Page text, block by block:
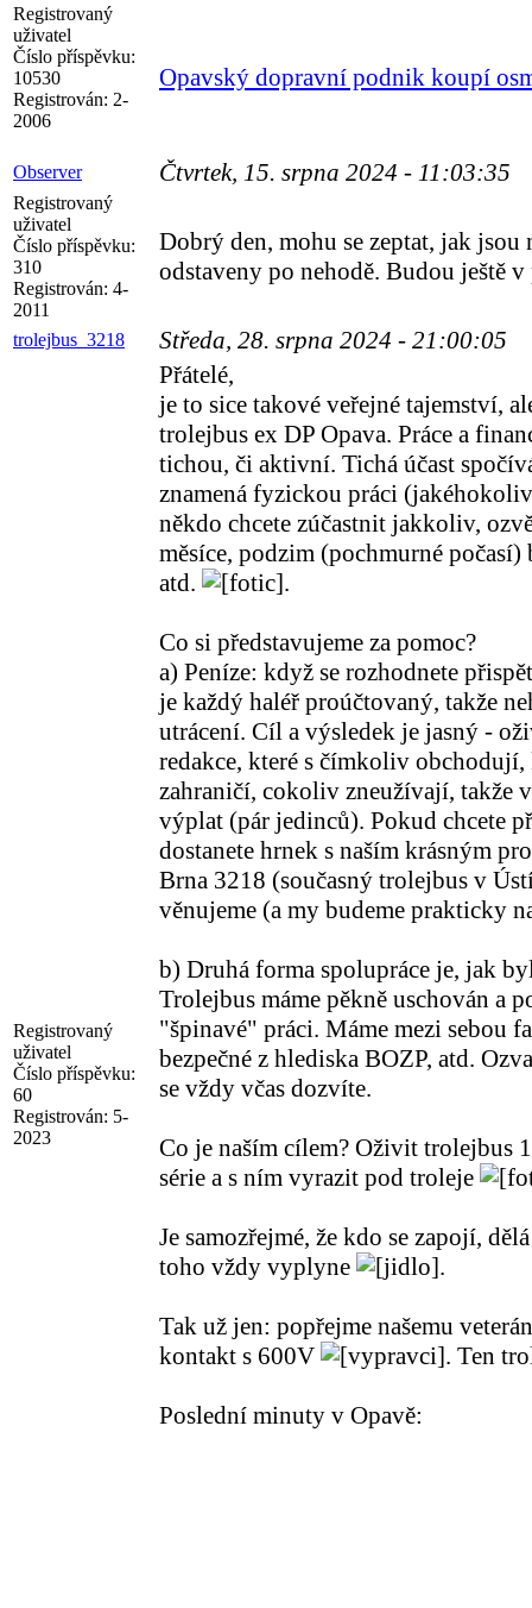
Registrovaný
uživatel
Číslo příspěvku:
10530
Registrován: 2-
2006
Opavský dopravní podnik koupí
Observer Čtvrtek, 15. srpna 2024 - 11:03:35
Registrovaný
uživatel
Číslo příspěvku:
310
Registrován: 4-
2011
Dobrý den, mohu se zeptat, jak
odstaveny po nehodě. Budou ještě
trolejbus_3218 Středa, 28. srpna 2024 - 21:00:05
Registrovaný
uživatel
Číslo příspěvku:
60
Registrován: 5-
2023
Přátelé,
je to sice takové veřejné tajemství,
trolejbus ex DP Opava. Práce a
tichou, či aktivní. Tichá účast
znamená fyzickou práci
někdo chcete zúčastnit jakkoliv,
měsíce, podzim (pochmurné
atd.
.
Co si představujeme za pomoc?
a) Peníze: když se rozhodnete
je každý haléř proúčtovaný, takže
utrácení. Cíl a výsledek je jasný -
redakce, které s čímkoliv
zahraničí, cokoliv zneužívají, takže
výplat (pár jedinců). Pokud chcete
dostanete hrnek s naším krásným
Brna 3218 (současný trolejbus v
věnujeme (a my budeme prakticky
b) Druhá forma spolupráce je, jak
Trolejbus máme pěkně uschován a
"špinavé" práci. Máme mezi sebou
bezpečné z hlediska BOZP, atd.
se vždy včas dozvíte.
Co je naším cílem? Oživit trolejbus
série a s ním vyrazit pod troleje
Je samozřejmé, že kdo se zapojí,
toho vždy vyplyne
.
Tak už jen: popřejme našemu
kontakt s 600V
. Ten
Poslední minuty v Opavě: